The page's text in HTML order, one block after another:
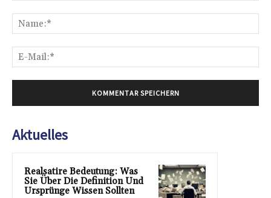
Aktuelles
Realsatire Bedeutung: Was
Sie Über Die Definition Und
Ursprünge Wissen Sollten